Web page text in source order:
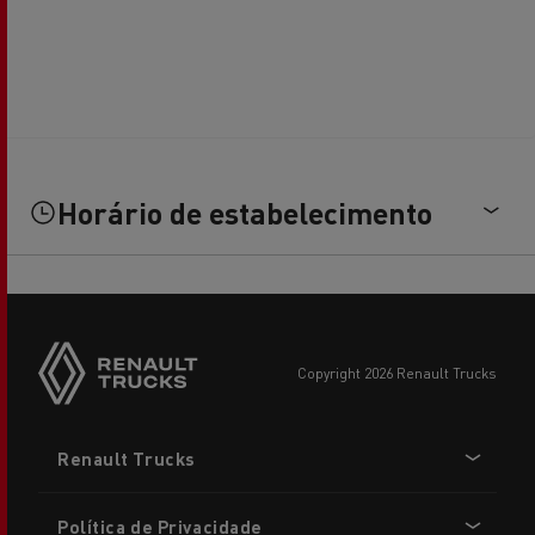
Horário de estabelecimento
copyright 2026 Renault Trucks
menu
Renault Trucks
Política de Privacidade